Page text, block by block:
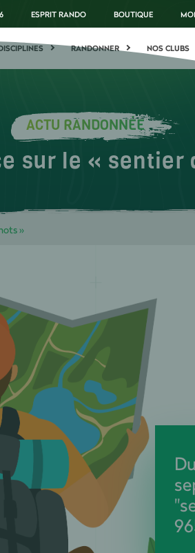
ESPRIT RANDO BOUTIQUE
RANDONNER NOS CLUBS
ACTU RANDONNÉE
sur le « sentier
»